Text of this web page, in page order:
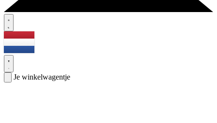
Je winkelwagentje